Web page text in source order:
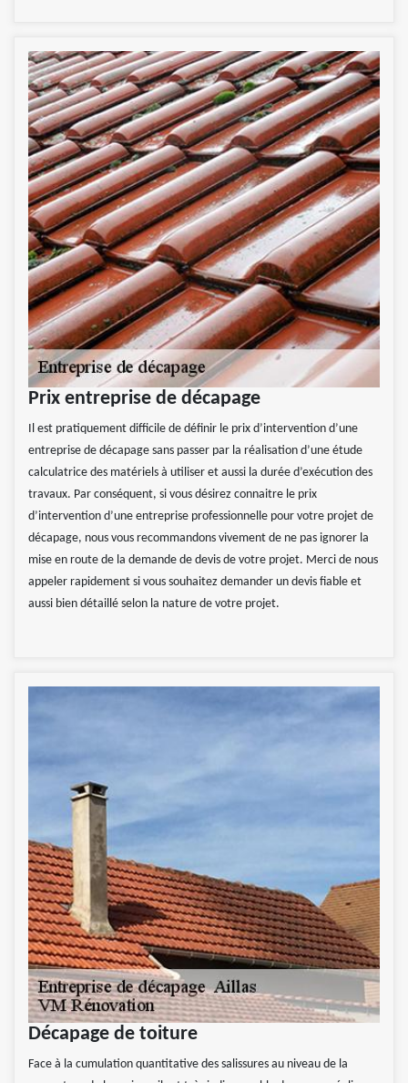
Prix entreprise de décapage
Il est pratiquement difficile de définir le prix d’intervention d’une
entreprise de décapage sans passer par la réalisation d’une étude
calculatrice des matériels à utiliser et aussi la durée d’exécution des
travaux. Par conséquent, si vous désirez connaitre le prix
d’intervention d’une entreprise professionnelle pour votre projet de
décapage, nous vous recommandons vivement de ne pas ignorer la
mise en route de la demande de devis de votre projet. Merci de nous
appeler rapidement si vous souhaitez demander un devis fiable et
aussi bien détaillé selon la nature de votre projet.
Décapage de toiture
Face à la cumulation quantitative des salissures au niveau de la